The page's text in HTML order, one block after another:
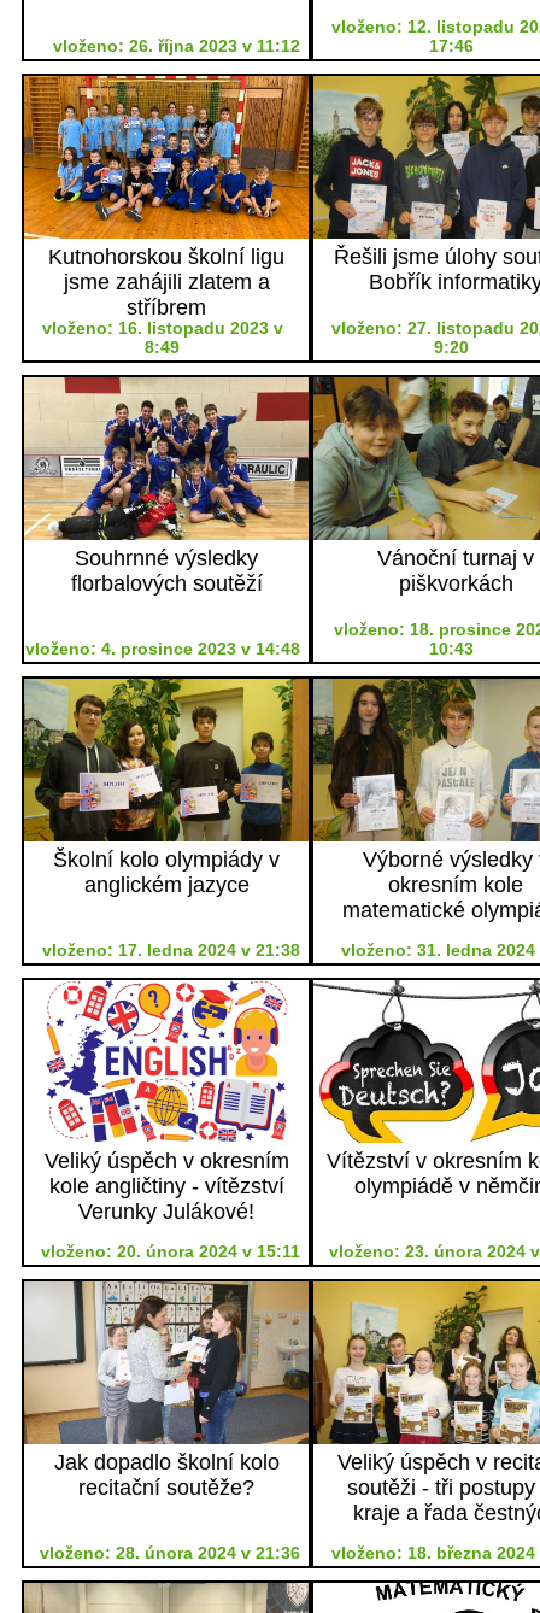
vloženo: 26. října 2023 v 11:12
vloženo: 12. listopadu
17:46
Kutnohorskou školní ligu
jsme zahájili zlatem a
stříbrem
vloženo: 16. listopadu 2023 v
8:49
Řešili jsme úlohy
Bobřík
vloženo: 27. listopadu
9:20
Souhrnné výsledky
florbalových soutěží
vloženo: 4. prosince 2023 v 14:48
Vánoční turnaj v
piškvorkách
vloženo: 18. prosince
10:43
Školní kolo olympiády v
anglickém jazyce
vloženo: 17. ledna 2024 v 21:38
Výborné výsledky
okresním kole
matematické
vloženo: 31. ledna 2024
Veliký úspěch v okresním
kole angličtiny - vítězství
Verunky Julákové!
vloženo: 20. února 2024 v 15:11
Vítězství v okresním
olympiádě v
vloženo: 23. února 2024
Jak dopadlo školní kolo
recitační soutěže?
vloženo: 28. února 2024 v 21:36
Veliký úspěch v
soutěži - tři postupy
kraje a řada
vloženo: 18. března 2024